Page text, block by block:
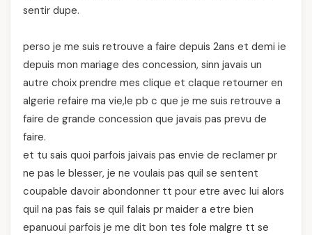
sentir dupe.
perso je me suis retrouve a faire depuis 2ans et demi ie
depuis mon mariage des concession, sinn javais un
autre choix prendre mes clique et claque retourner en
algerie refaire ma vie,le pb c que je me suis retrouve a
faire de grande concession que javais pas prevu de
faire.
et tu sais quoi parfois jaivais pas envie de reclamer pr
ne pas le blesser, je ne voulais pas quil se sentent
coupable davoir abondonner tt pour etre avec lui alors
quil na pas fais se quil falais pr maider a etre bien
epanuoui parfois je me dit bon tes fole malgre tt se